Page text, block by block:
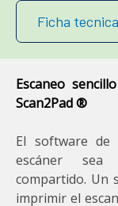
Ficha tecnica
Escaneo
Scan2Pad ®
El software de
escáner sea
compartido. Un
imprimir el